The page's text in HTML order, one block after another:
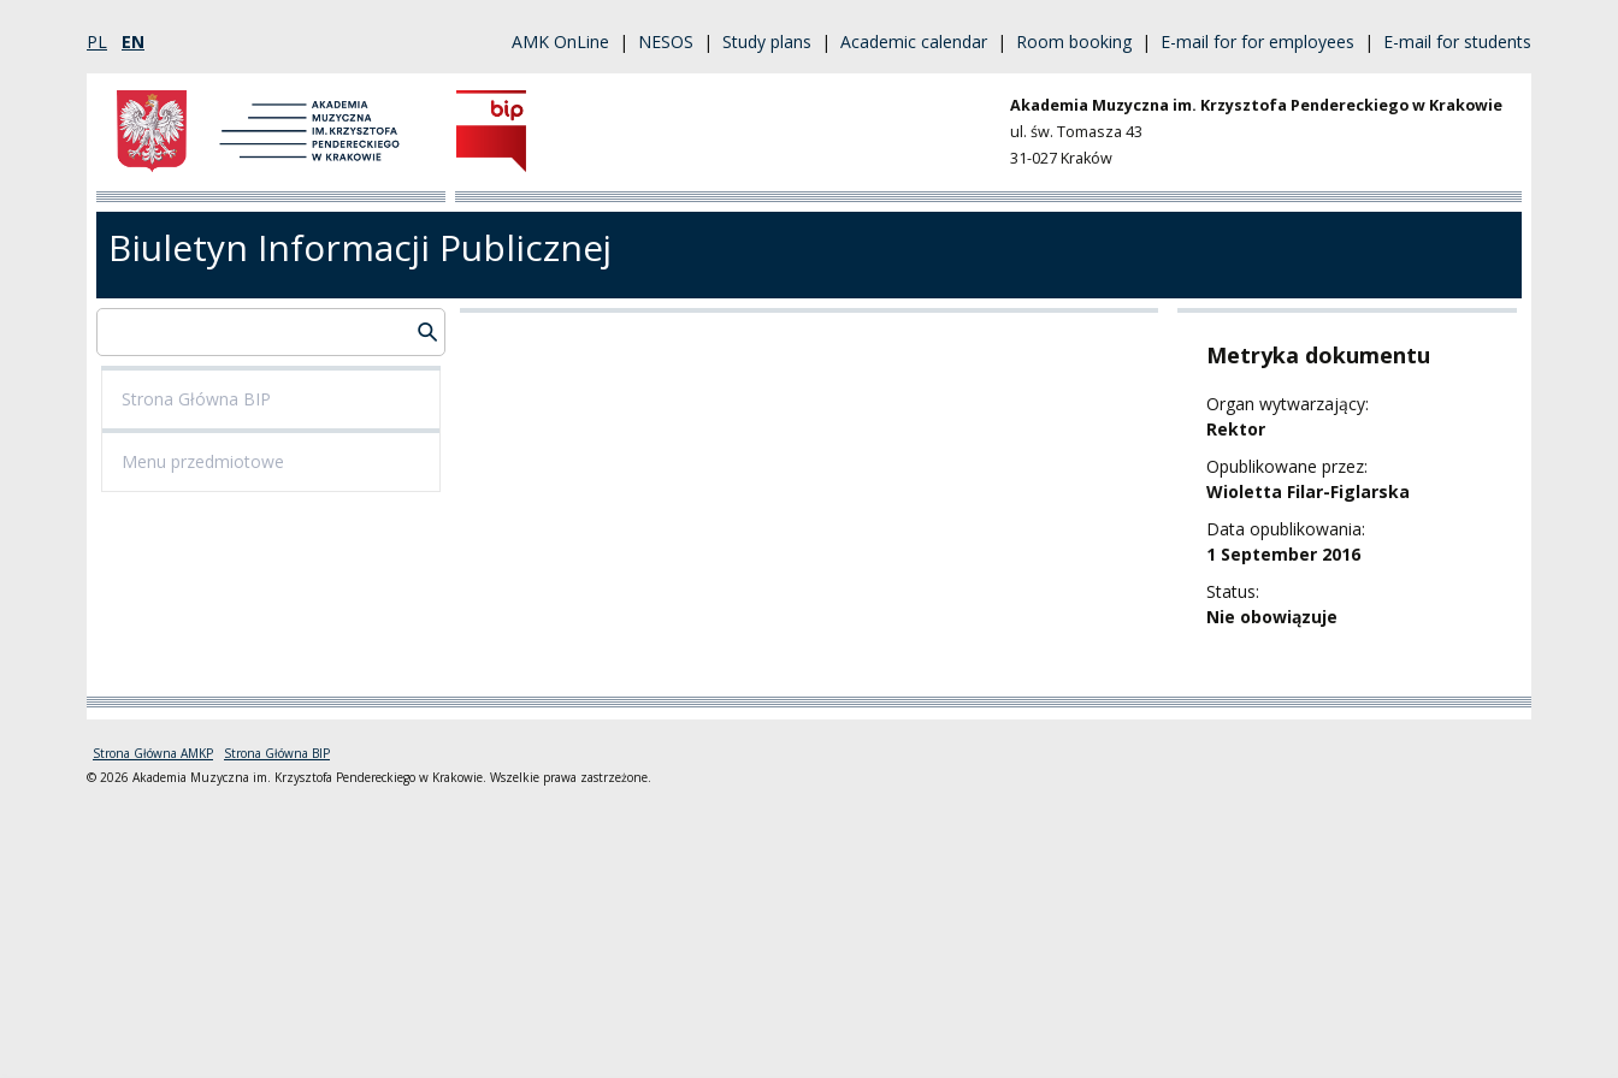
PL EN AMK OnLine | NESOS | Study plans | Academic calendar | Room booking | E-mail for for employees | E-mail for students
Akademia Muzyczna im. Krzysztofa Pendereckiego w Krakowie
ul. św. Tomasza 43
31-027 Kraków
Biuletyn Informacji Publicznej
Strona Główna BIP
Menu przedmiotowe
Metryka dokumentu
Organ wytwarzający:
Rektor
Opublikowane przez:
Wioletta Filar-Figlarska
Data opublikowania:
1 September 2016
Status:
Nie obowiązuje
Strona Główna AMKP
Strona Główna BIP
© 2026 Akademia Muzyczna im. Krzysztofa Pendereckiego w Krakowie. Wszelkie prawa zastrzeżone.